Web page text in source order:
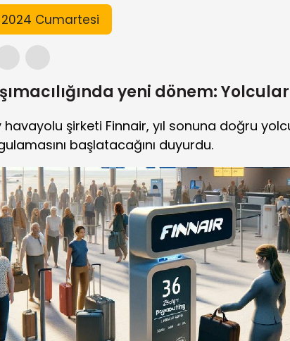
2024 Cumartesi
yeni dönem:
şirketi Finnair, yıl sonuna doğru
başlatacağını duyurdu.